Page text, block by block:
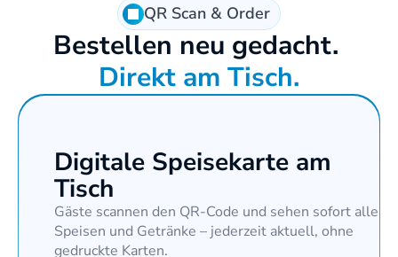
QR Scan & Order
Direkt am Tisch.
Digitale Speisekarte am
Tisch
Gäste scannen den QR-Code und sehen sofort alle
Speisen und Getränke – jederzeit aktuell, ohne
gedruckte Karten.